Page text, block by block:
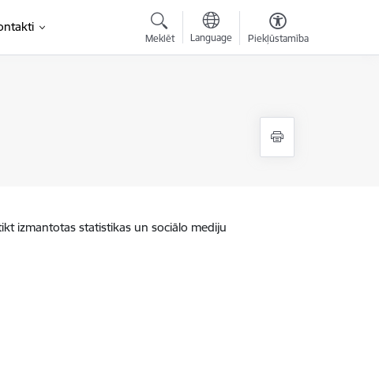
Meklēt Language Piekļūstamība
izmantotas statistikas un sociālo mediju